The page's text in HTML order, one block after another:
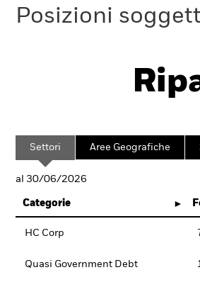
Posizioni
Settori Aree Geografiche
al 30/06/2026
Categorie
HC Corp
Quasi Government Debt